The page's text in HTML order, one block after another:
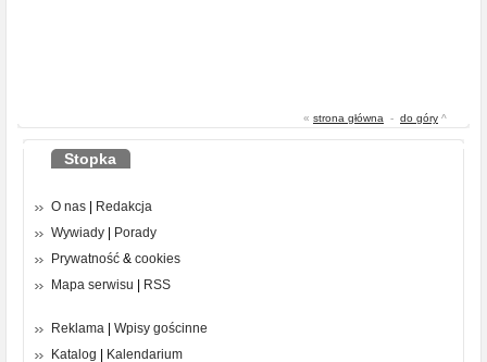
« strona główna - do góry ^
Stopka
O nas | Redakcja
Wywiady | Porady
Prywatność & cookies
Mapa serwisu | RSS
Reklama | Wpisy gościnne
Katalog | Kalendarium